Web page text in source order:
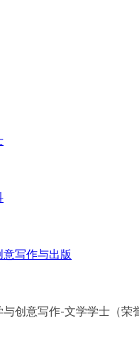
写作与出版
创意写作-文学学士（荣